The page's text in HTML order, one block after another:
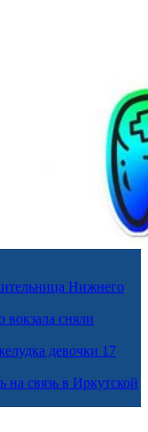
Нижнего
вокзала сняли
девочки 17
на связь в Иркутской